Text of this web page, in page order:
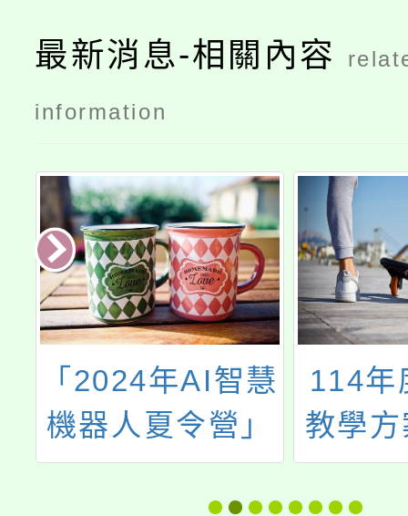
最新消息-相關內容
information
「2024年AI智慧
機器人夏令營」
114年
教學
小教